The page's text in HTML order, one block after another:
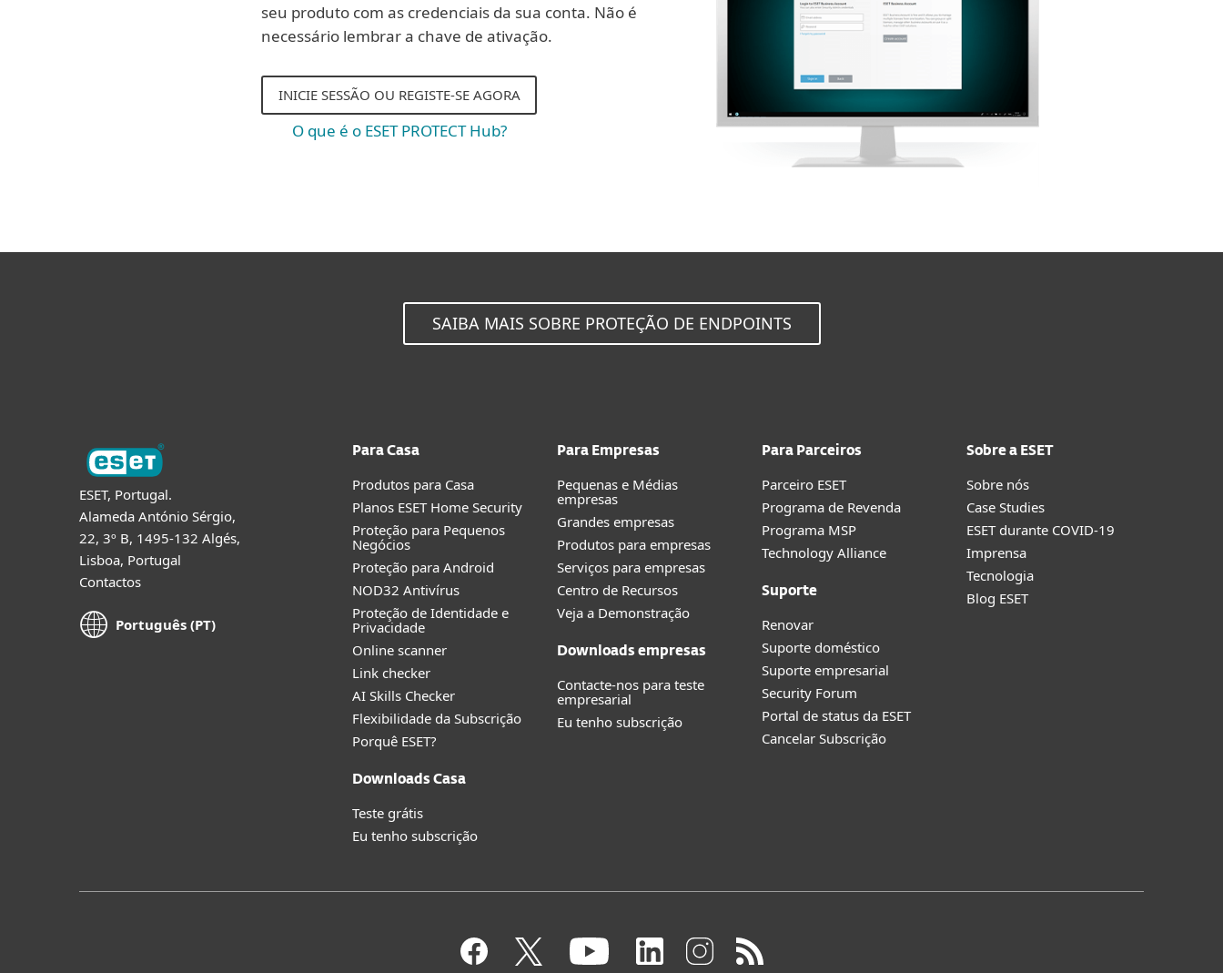
seu produto com as credenciais da sua conta. Não é
necessário lembrar a chave de ativação.
INICIE SESSÃO OU REGISTE-SE AGORA
O que é o ESET PROTECT Hub?
SAIBA MAIS SOBRE PROTEÇÃO DE ENDPOINTS
ESET, Portugal.
Alameda António Sérgio,
22, 3º B, 1495-132 Algés,
Lisboa, Portugal
Contactos
Português (PT)
Para Casa
Produtos para Casa
Planos ESET Home Security
Proteção para Pequenos
Negócios
Proteção para Android
NOD32 Antivírus
Proteção de Identidade e
Privacidade
Online scanner
Link checker
AI Skills Checker
Flexibilidade da Subscrição
Porquê ESET?
Downloads Casa
Teste grátis
Eu tenho subscrição
Para Empresas
Pequenas e Médias
empresas
Grandes empresas
Produtos para empresas
Serviços para empresas
Centro de Recursos
Veja a Demonstração
Downloads empresas
Contacte-nos para teste
empresarial
Eu tenho subscrição
Para Parceiros
Parceiro ESET
Programa de Revenda
Programa MSP
Technology Alliance
Suporte
Renovar
Suporte doméstico
Suporte empresarial
Security Forum
Portal de status da ESET
Cancelar Subscrição
Sobre a ESET
Sobre nós
Case Studies
ESET durante COVID-19
Imprensa
Tecnologia
Blog ESET